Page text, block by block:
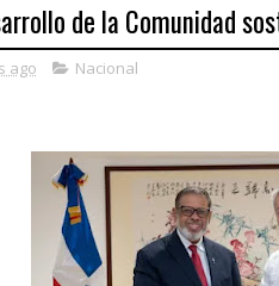
de la Comunidad
ago Nacional